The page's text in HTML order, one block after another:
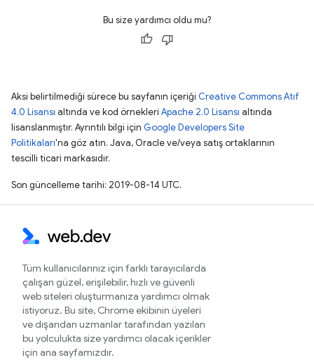
Bu size yardımcı oldu mu?
Aksi belirtilmediği sürece bu sayfanın içeriği Creative Commons Atıf
4.0 Lisansı altında ve kod örnekleri Apache 2.0 Lisansı altında
lisanslanmıştır. Ayrıntılı bilgi için Google Developers Site
Politikaları'na göz atın. Java, Oracle ve/veya satış ortaklarının
tescilli ticari markasıdır.
Son güncelleme tarihi: 2019-08-14 UTC.
Tüm kullanıcılarınız için farklı tarayıcılarda
çalışan güzel, erişilebilir, hızlı ve güvenli
web siteleri oluşturmanıza yardımcı olmak
istiyoruz. Bu site, Chrome ekibinin üyeleri
ve dışarıdan uzmanlar tarafından yazılan
bu yolculukta size yardımcı olacak içerikler
için ana sayfamızdır.